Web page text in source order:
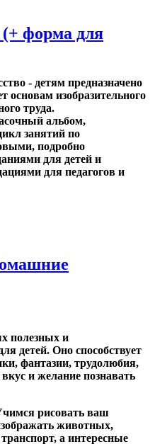
(+ форма для
- детям предназначено
основам изобразительного
труда.
альбом,
занятий по
подробно
для детей и
для педагогов и
полезных и
детей. Оно способствует
фантазии, трудолюбия,
и желание познавать
рисовать ваш
животных,
а интересные